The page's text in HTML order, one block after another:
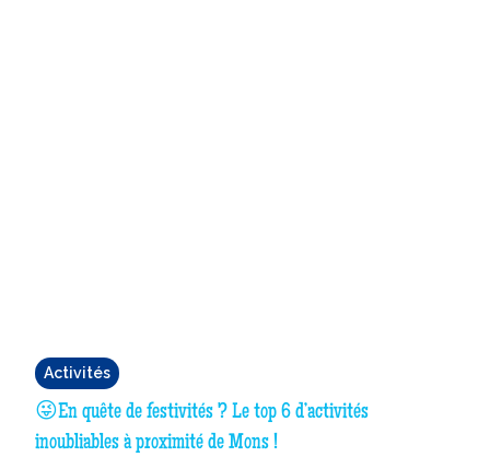
Activités
😜En quête de festivités ? Le top 6 d’activités
inoubliables à proximité de Mons !